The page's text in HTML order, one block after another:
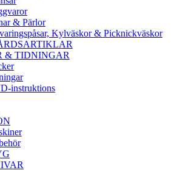
& Pärlor
Kylväskor & Picknickväskor
& TIDNINGAR
instruktions